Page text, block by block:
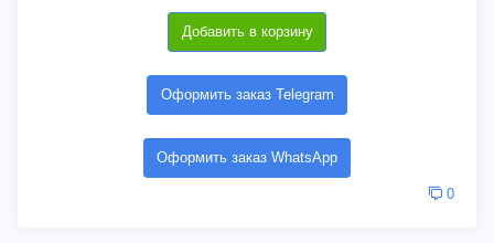
Добавить в корзину
Оформить заказ Telegram
Оформить заказ WhatsApp
0